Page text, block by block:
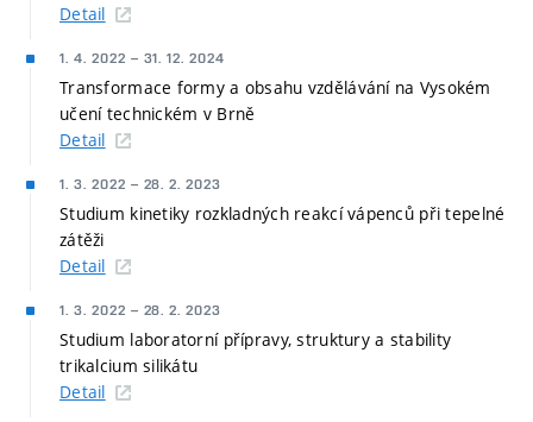
Detail
1. 4. 2022 – 31. 12. 2024
Transformace formy a obsahu vzdělávání na Vysokém
učení technickém v Brně
Detail
1. 3. 2022 – 28. 2. 2023
Studium kinetiky rozkladných reakcí vápenců při tepelné
zátěži
Detail
1. 3. 2022 – 28. 2. 2023
Studium laboratorní přípravy, struktury a stability
trikalcium silikátu
Detail